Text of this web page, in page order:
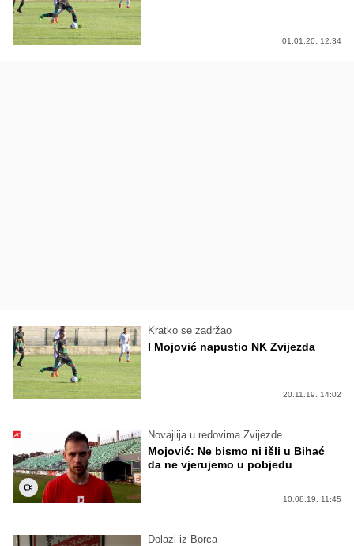
01.01.20. 12:34
Kratko se zadržao
I Mojović napustio NK Zvijezda
20.11.19. 14:02
Novajlija u redovima Zvijezde
Mojović: Ne bismo ni išli u Bihać
da ne vjerujemo u pobjedu
10.08.19. 11:45
Dolazi iz Borca